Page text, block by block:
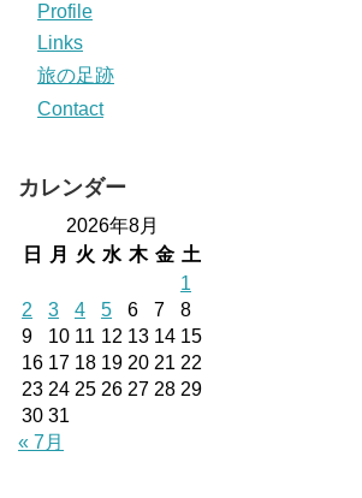
Profile
Links
旅の足跡
Contact
カレンダー
2026年8月
日
月 火 水 木 金 土
1
2
3 4 5 6 7
8
9
10 11 12 13 14 15
16 17 18 19 20 21 22
23 24 25 26 27 28 29
30 31
« 7月